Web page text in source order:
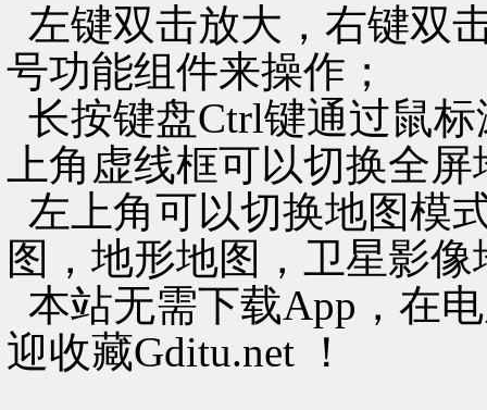
左键双击放大，右键双
号功能组件来操作；
长按键盘Ctrl键通过鼠
上角虚线框可以切换全
左上角可以切换地图模
图，地形地图，卫星影像
本站无需下载App，在
迎收藏Gditu.net ！